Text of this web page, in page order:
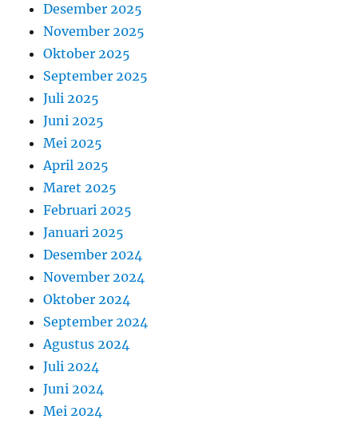
Desember 2025
November 2025
Oktober 2025
September 2025
Juli 2025
Juni 2025
Mei 2025
April 2025
Maret 2025
Februari 2025
Januari 2025
Desember 2024
November 2024
Oktober 2024
September 2024
Agustus 2024
Juli 2024
Juni 2024
Mei 2024